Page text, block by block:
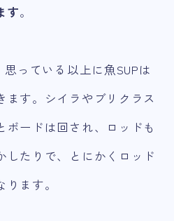
す。
っている以上に魚SUPは
ます。シイラやブリクラス
ボードは回され、ロッドも
したりで、とにかくロッド
ます。